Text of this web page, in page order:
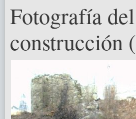
Fotografía
construcción